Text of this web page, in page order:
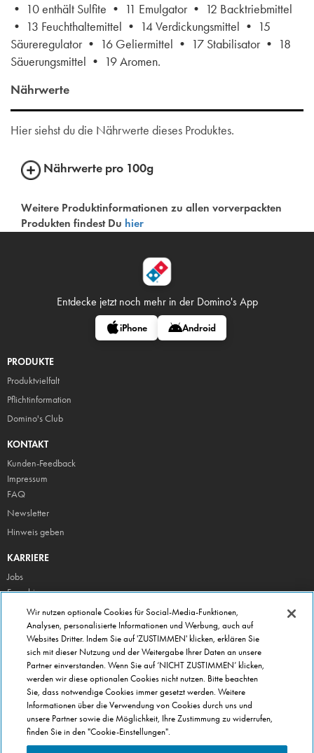
• 10 enthält Sulfite • 11 Emulgator • 12 Backtriebmittel
• 13 Feuchthaltemittel • 14 Verdickungsmittel • 15
Säureregulator • 16 Geliermittel • 17 Stabilisator • 18
Säuerungsmittel • 19 Aromen.
Nährwerte
Hier siehst du die Nährwerte dieses Produktes.
Nährwerte pro 100g
Weitere Produktinformationen zu allen vorverpackten
Produkten findest Du hier
Entdecke jetzt noch mehr in der Domino's App
iPhone Android
PRODUKTE
Produktvielfalt
Pflichtinformation
Domino's Club
KONTAKT
Kunden-Feedback
Impressum
FAQ
Newsletter
Hinweis geben
KARRIERE
Jobs
Franchise
ÜBER DOMINO'S
Storesuche
Presse
Domino's App
Unternehmen
Geschenkgutscheine
Cookie Einstellungen
Datenschutz
Wir nutzen optionale Cookies für Social-Media-Funktionen,
Analysen, personalisierte Informationen und Werbung, auch auf
Websites Dritter. Indem Sie auf 'ZUSTIMMEN' klicken, erklären Sie
sich mit dieser Nutzung und der Weitergabe Ihrer Daten an unsere
Partner einverstanden. Wenn Sie auf ‘NICHT ZUSTIMMEN’ klicken,
werden wir diese optionalen Cookies nicht nutzen. Bitte beachten
Sie, dass notwendige Cookies immer gesetzt werden. Weitere
Informationen über die Verwendung von Cookies durch uns und
unsere Partner sowie die Möglichkeit, Ihre Zustimmung zu widerrufen,
finden Sie in den "Cookie-Einstellungen".